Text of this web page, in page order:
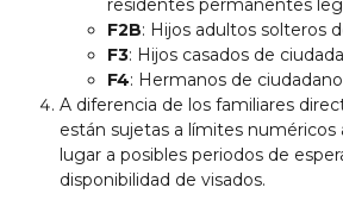
residentes permanentes
F2B: Hijos adultos solteros
F3: Hijos casados de
F4: Hermanos de
A diferencia de los familiares
están sujetas a límites numéricos
lugar a posibles periodos de
disponibilidad de visados.